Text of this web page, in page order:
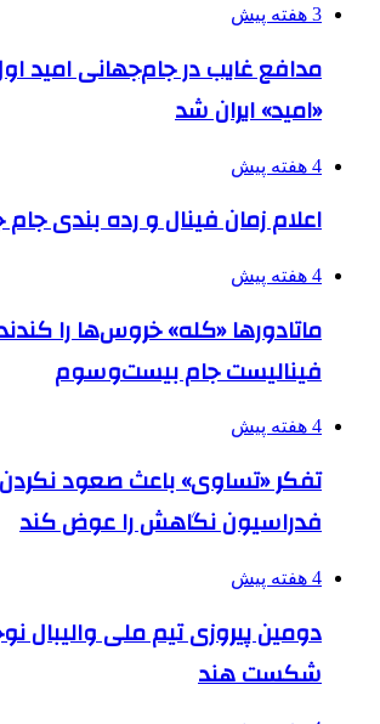
3 هفته پیش
مدافع غایب در جام‌جهانی امید
«امید» ایران شد
4 هفته پیش
اعلام زمان فینال و رده بندی جام
4 هفته پیش
ماتادورها «کله» خروس‌ها را
فینالیست جام بیست‌وسوم
4 هفته پیش
تفکر «تساوی» باعث صعود
فدراسیون نگاهش را عوض کند
4 هفته پیش
دومین پیروزی تیم ملی والیبال
شکست هند